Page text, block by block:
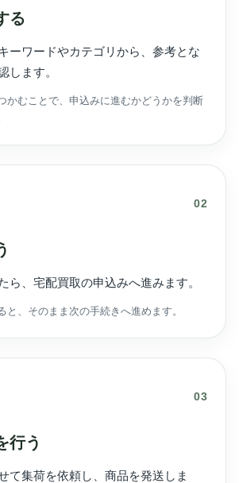
る
ーワードやカテゴリから、参考とな
します。
かむことで、申込みに進むかどうかを判断
02
ら、宅配買取の申込みへ進みます。
と、そのまま次の手続きへ進めます。
03
行う
て集荷を依頼し、商品を発送しま